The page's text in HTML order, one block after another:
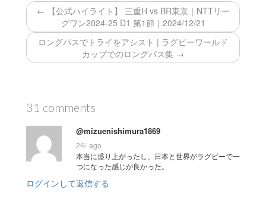
← 【公式ハイライト】 三重H vs BR東京｜NTTリー
グワン2024-25 D1 第1節｜2024/12/21
ロングパスでトライをアシスト | ラグビーワールド
カップでのロングパス集 →
31 comments
@mizuenishimura1869
2年 ago
本当に盛り上がったし、日本と世界がラグビーで一
つになった感じが良かった。
ログインして返信する